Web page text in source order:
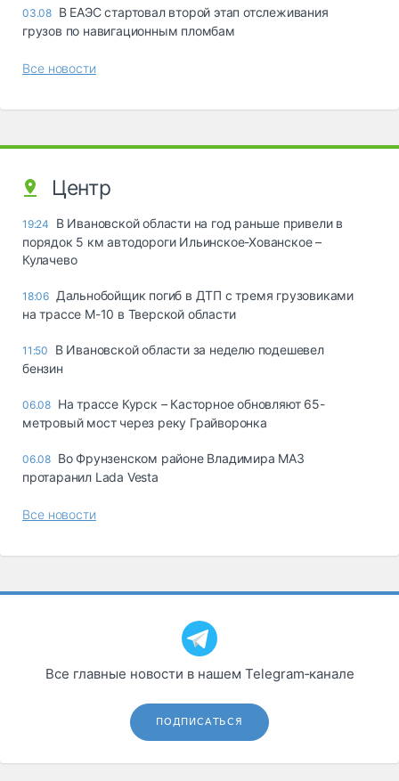
03.08 В ЕАЭС стартовал второй этап отслеживания
грузов по навигационным пломбам
Все новости
Центр
19:24
В Ивановской области на год раньше привели в
порядок 5 км автодороги Ильинское-Хованское –
Кулачево
18:06 Дальнобойщик погиб в ДТП с тремя грузовиками
на трассе М-10 в Тверской области
11:50
В Ивановской области за неделю подешевел
бензин
06.08 На трассе Курск – Касторное обновляют 65-
метровый мост через реку Грайворонка
06.08 Во Фрунзенском районе Владимира МАЗ
протаранил Lada Vesta
Все новости
Все главные новости в нашем Telegram‑канале
ПОДПИСАТЬСЯ